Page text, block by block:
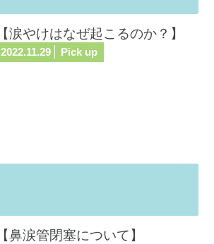
【涙やけはなぜ起こるのか？】
2022.11.29 Pick up
【鼻涙管閉塞について】